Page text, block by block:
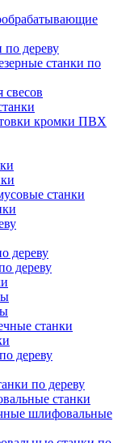
по дереву
станки по
свесов
кромки ПВХ
станки
дереву
дереву
станки
дереву
по дереву
станки
шлифовальные